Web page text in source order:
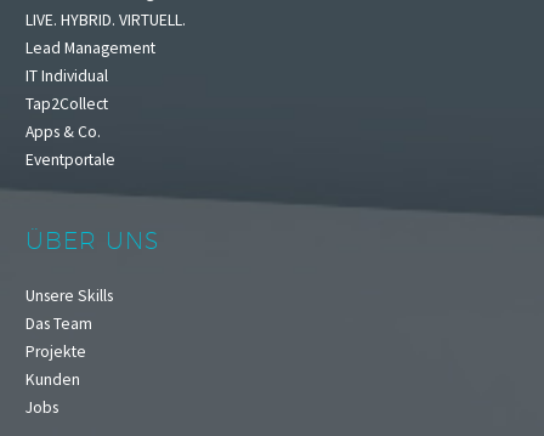
LIVE. HYBRID. VIRTUELL.
Lead Management
IT Individual
Tap2Collect
Apps & Co.
Eventportale
ÜBER UNS
Unsere Skills
Das Team
Projekte
Kunden
Jobs